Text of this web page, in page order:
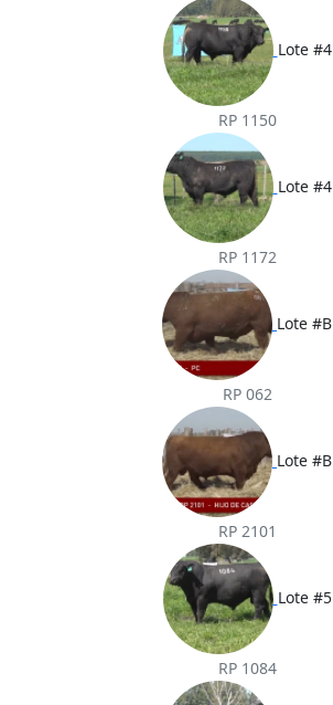
Lote #4
RP 1150
Lote #4
RP 1172
Lote #B
RP 062
Lote #B
RP 2101
Lote #5
RP 1084